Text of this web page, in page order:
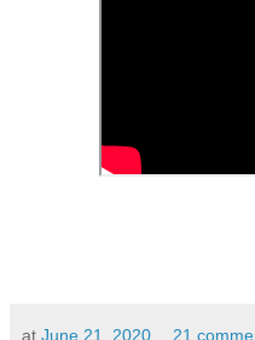
at June 21, 2020 21